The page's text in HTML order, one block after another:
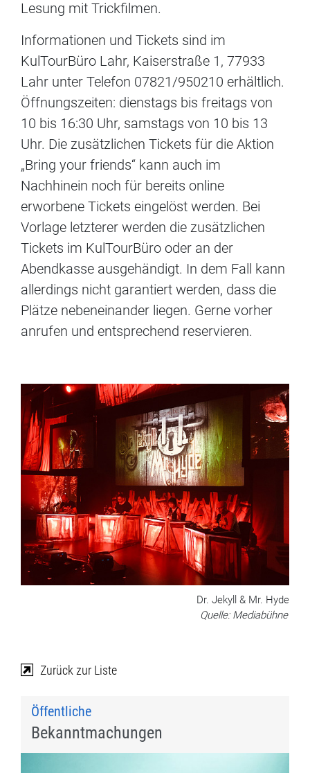
Lesung mit Trickfilmen.
Informationen und Tickets sind im
KulTourBüro Lahr, Kaiserstraße 1, 77933
Lahr unter Telefon 07821/950210 erhältlich.
Öffnungszeiten: dienstags bis freitags von
10 bis 16:30 Uhr, samstags von 10 bis 13
Uhr. Die zusätzlichen Tickets für die Aktion
„Bring your friends“ kann auch im
Nachhinein noch für bereits online
erworbene Tickets eingelöst werden. Bei
Vorlage letzterer werden die zusätzlichen
Tickets im KulTourBüro oder an der
Abendkasse ausgehändigt. In dem Fall kann
allerdings nicht garantiert werden, dass die
Plätze nebeneinander liegen. Gerne vorher
anrufen und entsprechend reservieren.
Dr. Jekyll & Mr. Hyde
Quelle: Mediabühne
Zurück zur Liste
Öffentliche
Bekanntmachungen